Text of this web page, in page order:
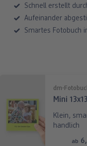
hexxas
Art
Karte
Karte
Schnell erstellt
Aufeinander
Smartes Fotobuch
dm-
Mini 13x13
Klein,
handlich
ab